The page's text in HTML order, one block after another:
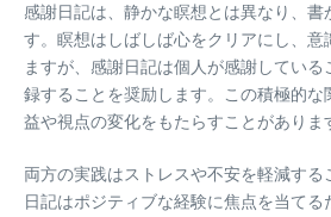
感謝日記は、静かな瞑想とは異なり、書
す。瞑想はしばしば心をクリアにし、意
ますが、感謝日記は個人が感謝してい
録することを奨励します。この積極的な
益や視点の変化をもたらすことがありま
両方の実践はストレスや不安を軽減す
日記はポジティブな経験に焦点を当て